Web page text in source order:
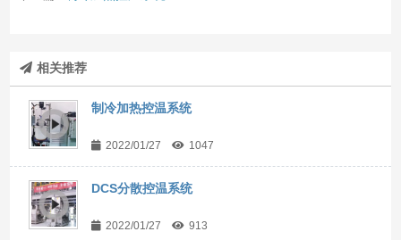
相关推荐
制冷加热控温系统
2022/01/27 1047
DCS分散控温系统
2022/01/27 913